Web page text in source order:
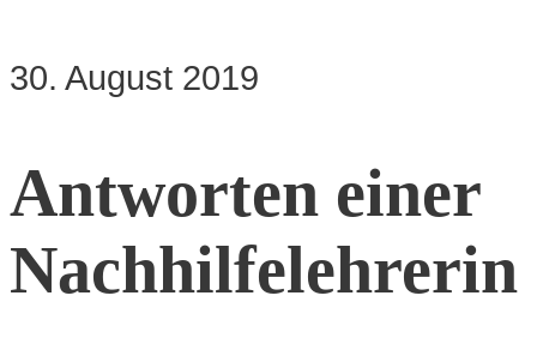
30. August 2019
Antworten einer
Nachhilfelehrerin